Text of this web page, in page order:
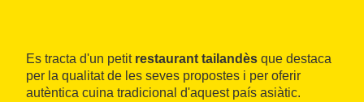
Es tracta d'un petit restaurant tailandès que destaca
per la qualitat de les seves propostes i per oferir
autèntica cuina tradicional d'aquest país asiàtic.